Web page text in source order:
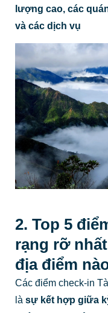
lượng cao, các
và các dịch vụ
2. Top 5
rạng rỡ
địa điểm
Các điểm check-in
là sự kết hợp giữa